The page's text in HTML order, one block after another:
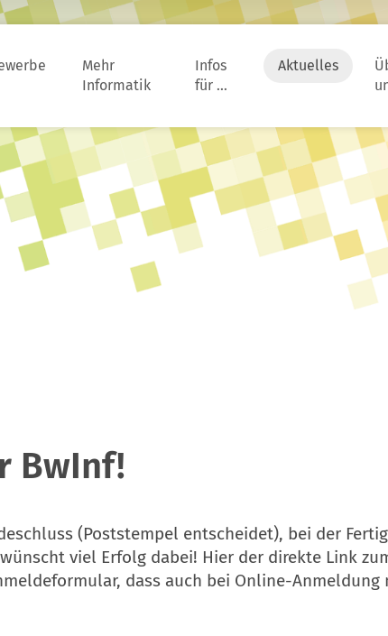
Mehr
Informatik
Infos
für …
Aktuelles
BwInf!
(Poststempel entscheidet), bei der
viel Erfolg dabei! Hier der direkte Link
dass auch bei Online-